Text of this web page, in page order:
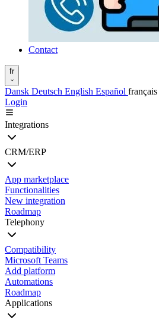
Contact
fr
Dansk Deutsch English Español français
Login
Integrations
CRM/ERP
App marketplace
Functionalities
New integration
Roadmap
Telephony
Compatibility
Microsoft Teams
Add platform
Automations
Roadmap
Applications